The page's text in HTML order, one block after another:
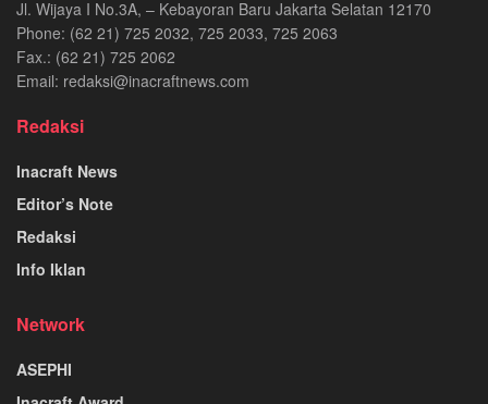
Jl. Wijaya I No.3A, – Kebayoran Baru Jakarta Selatan 12170
Phone: (62 21) 725 2032, 725 2033, 725 2063
Fax.: (62 21) 725 2062
Email: redaksi@inacraftnews.com
Redaksi
Inacraft News
Editor’s Note
Redaksi
Info Iklan
Network
ASEPHI